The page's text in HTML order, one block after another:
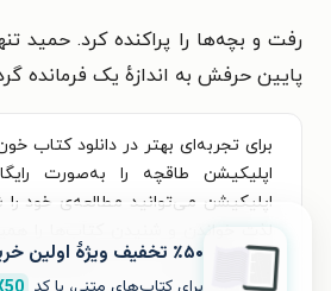
رفت و بچه‌ها را پراکنده کرد. حمید
پایین حرفش به اندازهٔ یک فرمانده
برای تجربه‌ای بهتر در دانلود کتاب
اپلیکیشن طاقچه را به‌صورت
اپلیکیشن می‌توانید مطالعه‌ی خود
لذت خواندن و شنیدن کتاب‌ها را
کنید. علاوه‌بر دسترسی آسان، امکان
٪۵۰ تخفیف ویژۀ اولین خرید